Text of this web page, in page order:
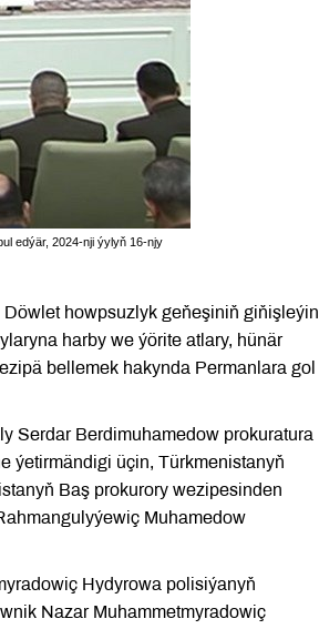
edýär, 2024-nji ýylyň 16-njy
howpsuzlyk geňeşiniň giňişleýin
harby we ýörite atlary, hünär
bellemek hakynda Permanlara gol
Serdar Berdimuhamedow prokuratura
ýetirmändigi üçin, Türkmenistanyň
Baş prokurory wezipesinden
Muhamedow
Hydyrowa polisiýanyň
Nazar Muhammetmyradowiç